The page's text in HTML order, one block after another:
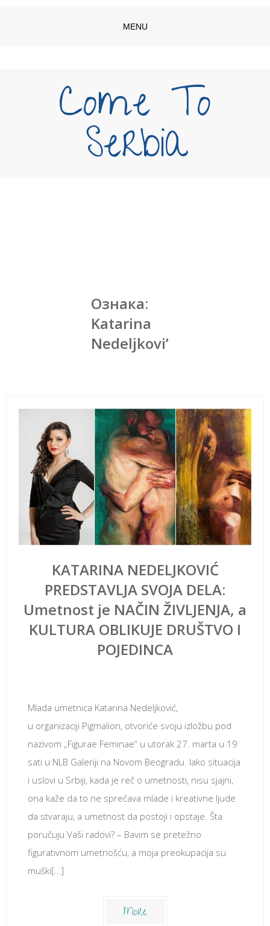
MENU
Come To
Serbia
Ознака:
Katarina
Nedeljkovi’
KATARINA NEDELJKOVIĆ
PREDSTAVLJA SVOJA DELA:
Umetnost je NAČIN ŽIVLJENJA, a
KULTURA OBLIKUJE DRUŠTVO I
POJEDINCA
Mlada umetnica Katarina Nedeljković,
u organizaciji Pigmalion, otvoriće svoju izložbu pod
nazivom „Figurae Feminae“ u utorak 27. marta u 19
sati u NLB Galeriji na Novom Beogradu. Iako situacija
i uslovi u Srbiji, kada je reč o umetnosti, nisu sjajni,
ona kaže da to ne sprečava mlade i kreativne ljude
da stvaraju, a umetnost da postoji i opstaje. Šta
poručuju Vaši radovi? – Bavim se pretežno
figurativnom umetnošću, a moja preokupacija su
muški[…]
More